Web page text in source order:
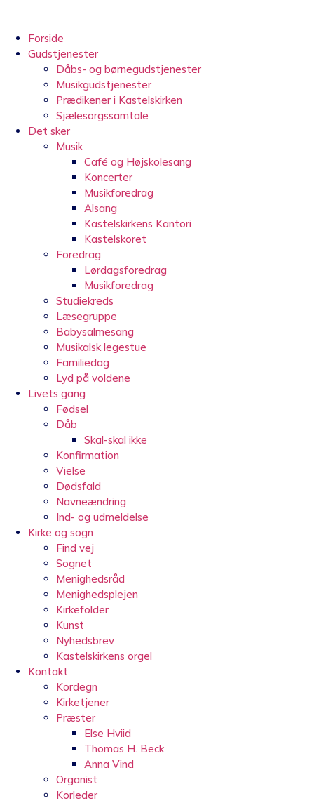
indholdForside
Gudstjenester
Dåbs- og børnegudstjenester
Musikgudstjenester
Prædikener i Kastelskirken
Sjælesorgssamtale
Det sker
Musik
Café og Højskolesang
Koncerter
Musikforedrag
Alsang
Kastelskirkens Kantori
Kastelskoret
Foredrag
Lørdagsforedrag
Musikforedrag
Studiekreds
Læsegruppe
Babysalmesang
Musikalsk legestue
Familiedag
Lyd på voldene
Livets gang
Fødsel
Dåb
Skal-skal ikke
Konfirmation
Vielse
Dødsfald
Navneændring
Ind- og udmeldelse
Kirke og sogn
Find vej
Sognet
Menighedsråd
Menighedsplejen
Kirkefolder
Kunst
Nyhedsbrev
Kastelskirkens orgel
Kontakt
Kordegn
Kirketjener
Præster
Else Hviid
Thomas H. Beck
Anna Vind
Organist
Korleder